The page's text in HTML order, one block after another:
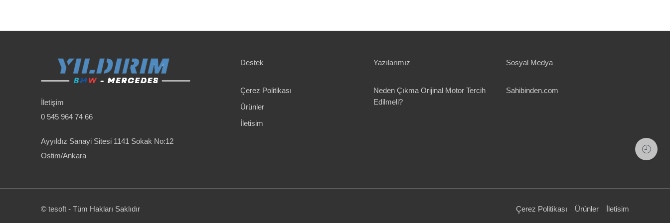
İletişim
0 545 964 74 66
Ayyıldız Sanayi Sitesi 1141 Sokak No:12
Ostim/Ankara
Destek
Çerez Politikası
Ürünler
İletisim
Yazılarımız
Neden Çıkma Orijinal Motor Tercih
Edilmeli?
Sosyal Medya
Sahibinden.com
© tesoft - Tüm Hakları Saklıdır Çerez Politikası Ürünler İletisim